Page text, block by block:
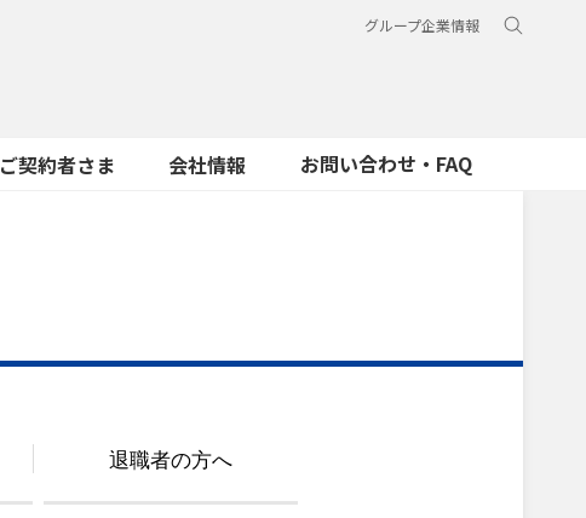
グループ企業情報
ご契約者さま 会社情報 お問い合わせ・FAQ
退職者の方へ